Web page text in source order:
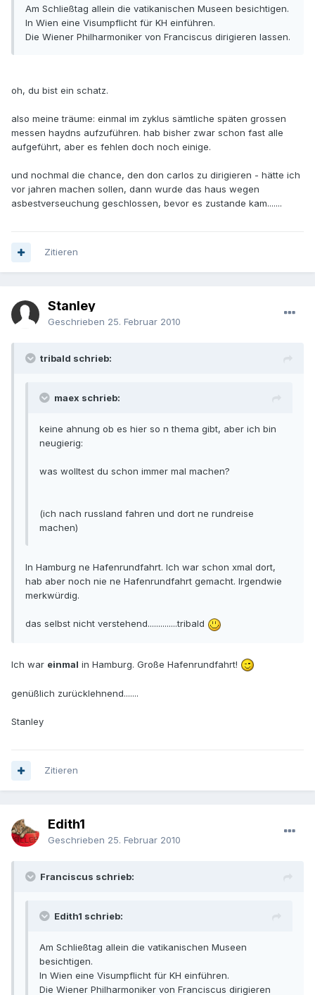
Am Schließtag allein die vatikanischen Museen besichtigen.
In Wien eine Visumpflicht für KH einführen.
Die Wiener Philharmoniker von Franciscus dirigieren lassen.
oh, du bist ein schatz.
also meine träume: einmal im zyklus sämtliche späten grossen
messen haydns aufzuführen. hab bisher zwar schon fast alle
aufgeführt, aber es fehlen doch noch einige.
und nochmal die chance, den don carlos zu dirigieren - hätte ich
vor jahren machen sollen, dann wurde das haus wegen
asbestverseuchung geschlossen, bevor es zustande kam.......
Zitieren
Stanley
Geschrieben 25. Februar 2010
tribald schrieb:
maex schrieb:
keine ahnung ob es hier so n thema gibt, aber ich bin
neugierig:
was wolltest du schon immer mal machen?
(ich nach russland fahren und dort ne rundreise
machen)
In Hamburg ne Hafenrundfahrt. Ich war schon xmal dort,
hab aber noch nie ne Hafenrundfahrt gemacht. Irgendwie
merkwürdig.
das selbst nicht verstehend..............tribald
Ich war einmal in Hamburg. Große Hafenrundfahrt!
genüßlich zurücklehnend.......
Stanley
Zitieren
Edith1
Geschrieben 25. Februar 2010
Franciscus schrieb:
Edith1 schrieb:
Am Schließtag allein die vatikanischen Museen
besichtigen.
In Wien eine Visumpflicht für KH einführen.
Die Wiener Philharmoniker von Franciscus dirigieren